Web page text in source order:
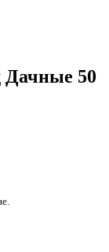
Дачные 50